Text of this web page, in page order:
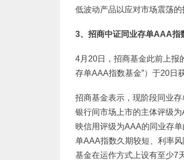
低波动产品以应对市场震荡的
3、招商中证同业存单AAA指
4月20日，招商基金此前上报
存单AAA指数基金”）于20日
招商基金表示，现阶段同业
银行间市场上市的主体评级
映信用评级为AAA的同业存
单AAA指数久期较短、利率
基金在运作方式上设有至少7